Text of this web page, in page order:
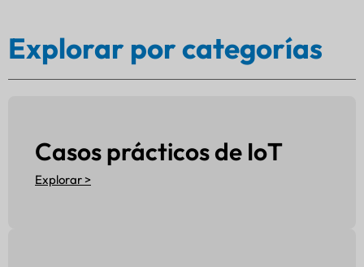
Explorar por categorías
Casos prácticos de IoT
Explorar >